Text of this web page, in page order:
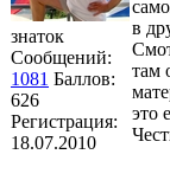
знаток
Сообщений:
1081 Баллов:
626
Регистрация:
18.07.2010
в
там
это